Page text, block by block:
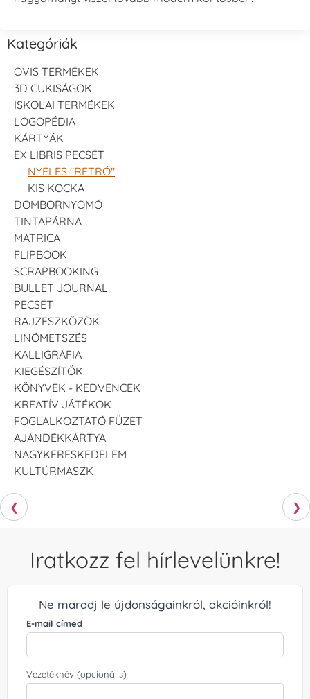
Kategóriák
OVIS TERMÉKEK
3D CUKISÁGOK
ISKOLAI TERMÉKEK
LOGOPÉDIA
KÁRTYÁK
EX LIBRIS PECSÉT
NYELES "RETRÓ"
KIS KOCKA
DOMBORNYOMÓ
TINTAPÁRNA
MATRICA
FLIPBOOK
SCRAPBOOKING
BULLET JOURNAL
PECSÉT
RAJZESZKÖZÖK
LINÓMETSZÉS
KALLIGRÁFIA
KIEGÉSZÍTŐK
KÖNYVEK - KEDVENCEK
KREATÍV JÁTÉKOK
FOGLALKOZTATÓ FÜZET
AJÁNDÉKKÁRTYA
NAGYKERESKEDELEM
KULTÚRMASZK
❮ ❯
Iratkozz fel hírlevelünkre!
Ne maradj le újdonságainkról, akcióinkról!
E-mail címed
Vezetéknév (opcionális)